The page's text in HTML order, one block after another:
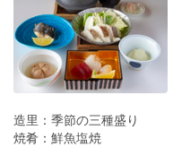
造里：季節の三種盛り
焼肴：鮮魚塩焼